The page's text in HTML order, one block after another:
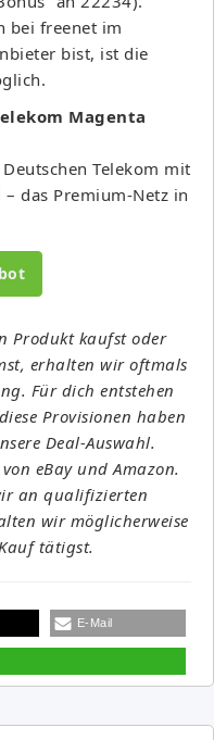
bei freenet im
bist, ist die
Magenta
Telekom mit
das Premium-Netz in
Produkt kaufst oder
erhalten wir oftmals
Für dich entstehen
Provisionen haben
Deal-Auswahl.
eBay und Amazon.
an qualifizierten
wir möglicherweise
tätigst.
E-Mail